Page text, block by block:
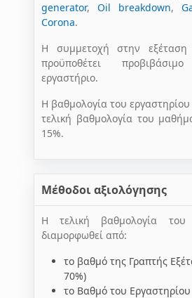
generator, Oil breakdown,
Corona.
Η συμμετοχή στην
προϋποθέτει
εργαστήριο.
Η βαθμολογία του
τελική βαθμολογία του
15%.
Mέθοδοι αξιολόγησης
Η τελική βαθμολογία
διαμορφωθεί από:
το βαθμό της Γραπτής
70%)
το Βαθμό του